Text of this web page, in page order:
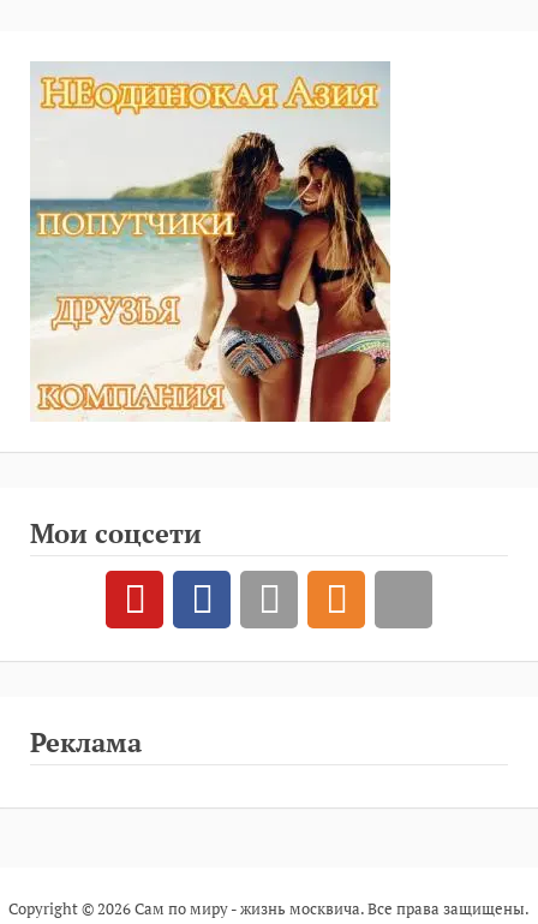
Мои соцсети
Реклама
Copyright © 2026 Сам по миру - жизнь москвича. Все права защищены.